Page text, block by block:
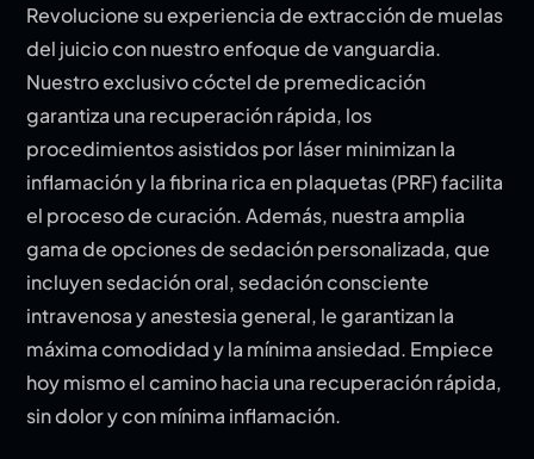
Revolucione su experiencia de extracción de muelas
del juicio con nuestro enfoque de vanguardia.
Nuestro exclusivo cóctel de premedicación
garantiza una recuperación rápida, los
procedimientos asistidos por láser minimizan la
inflamación y la fibrina rica en plaquetas (PRF) facilita
el proceso de curación. Además, nuestra amplia
gama de opciones de sedación personalizada, que
incluyen sedación oral, sedación consciente
intravenosa y anestesia general, le garantizan la
máxima comodidad y la mínima ansiedad. Empiece
hoy mismo el camino hacia una recuperación rápida,
sin dolor y con mínima inflamación.